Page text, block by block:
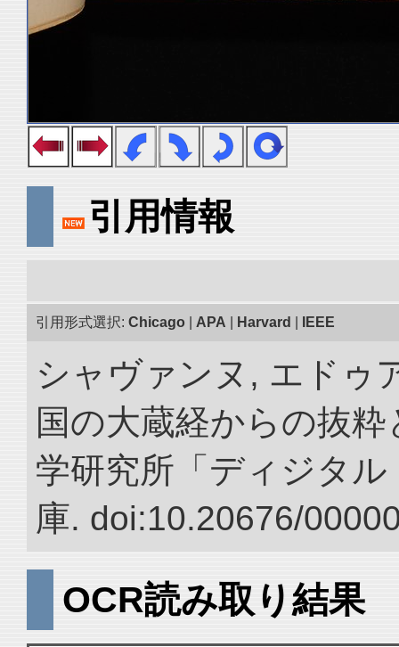
引用情報
引用形式選択: Chicago APA Harvard IEEE
シャヴァンヌ, エドゥ
国の大蔵経からの抜
学研究所「ディジタ
庫. doi:10.20676/
OCR読み取り結果